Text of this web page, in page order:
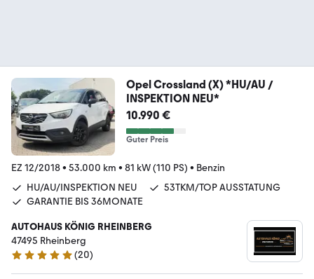
Opel Crossland (X) *HU/AU /
INSPEKTION NEU*
10.990 €
Guter Preis
EZ 12/2018• 53.000 km • 81 kW (110 PS) • Benzin
HU/AU/INSPEKTION NEU
53TKM/TOP AUSSTATUNG
GARANTIE BIS 36MONATE
AUTOHAUS KÖNIG RHEINBERG
47495 Rheinberg
4.9 Sterne
(20)